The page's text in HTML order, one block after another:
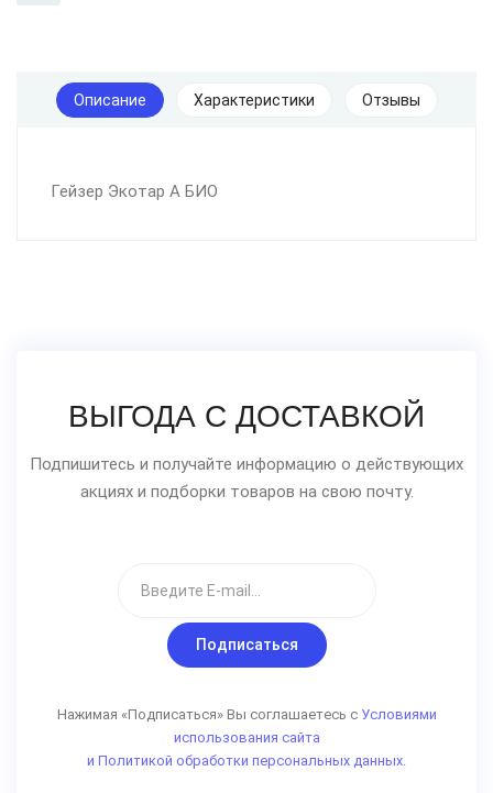
Описание Характеристики Отзывы
Гейзер Экотар А БИО
ВЫГОДА С ДОСТАВКОЙ
Подпишитесь и получайте информацию о действующих
акциях и подборки товаров на свою почту.
Подписаться
Нажимая «Подписаться» Вы соглашаетесь с Условиями
использования сайта
и Политикой обработки персональных данных.